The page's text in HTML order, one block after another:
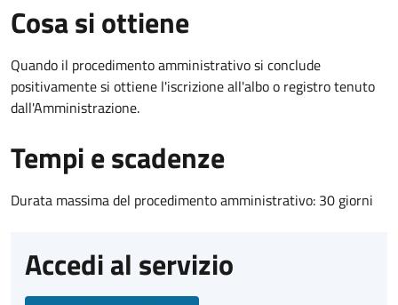
Cosa si ottiene
Quando il procedimento amministrativo si conclude
positivamente si ottiene l'iscrizione all'albo o registro tenuto
dall'Amministrazione.
Tempi e scadenze
Durata massima del procedimento amministrativo: 30 giorni
Accedi al servizio